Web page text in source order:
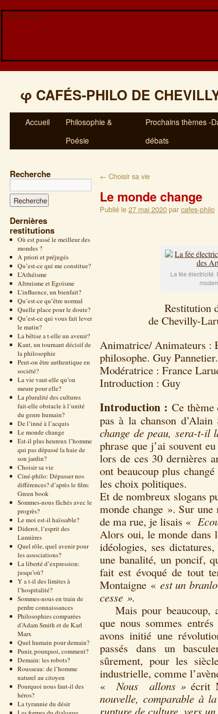
Veuillez patienter...
φ CAFÉS-PHILO DE
Accueil
Philosophie &
Poésie
Prochains thèmes -
débats
Recherche
Dernières
restitutions
Où est passé le meilleur des
mondes ?
A priori et préjugés
Qu’est-ce qui me constitue?
L’Athéisme
Altruisme et Egoïsme
L’influence, un bienfait?
Qu’est-ce qu’être normal
Quelle place pour le doute?
Qu’est-ce qui vous fait lever
le matin?
La bêtise a t-elle un avenir?
Kant, un tournant décisif de
la philosophie
Peut-on être authentique en
société?
La vie vaut-elle qu’on
meure pour elle?
La pluralité des cultures
fait-elle obstacle à l’unité
du genre humain?
De l’inné à l’acquis
Le monde change
Est-il plus heureux l’homme
qui pas dépassé la haie de
son jardin?
Choisir sa vie
Ciné-philo: Dépasser nos
différences? d’après le film:
Green book
Sommes-nous fâchés avec le
progrès?
Le moi est-il haïssable?
Diderot, l’esprit des
Lumières
Quel rôle, quel avenir pour
les associations?
La liberté d’expression:
jusqu’où?
Y a t-il des limites à
l’hospitalité?
Sommes-nous en train de
perdre connaissances
Philosophies comparées
d’Adam Smith et de Karl
Marx
Quel humain pour demain?
Punir, pourquoi, comment?
Demain: les robots?
Rousseau: de l’homme
naturel au citoyen
Pourquoi nous faut-il des
héros?
La tyrannie du désir
← Choisir sa vie
Le monde change
Publié le27 mai 2020parcafes-philo
La fée électricité.
Restitution
de Chevilly-
Animatrice/ Animateurs :
philosophe. Guy
Modératrice : France
Introduction : Guy
Introduction :Ce
pas à la chanson
change de peau, sera-t-
phrase que j’ai souvent
lors de ces 30 dernières
ont beaucoup plus
les choix politiques.
Et de nombreux slogans
monde change ». Sur
de ma rue, je lisais «
Alors oui, le monde dans
idéologies, ses
une banalité, un poncif,
fait est évoqué de tout
Montaigne « est un
cesse ».
Mais pour beaucoup,
que nous sommes
avons initié une
passés dans un
sûrement, pour les
industrielle, comme
«Nous allons »écrit
nouvelle, comparable à
rupture de culture, vers un